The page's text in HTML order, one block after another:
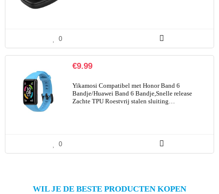
0
€9.99
Yikamosi Compatibel met Honor Band 6
Bandje/Huawei Band 6 Bandje,Snelle release
Zachte TPU Roestvrij stalen sluiting…
0
WIL JE DE BESTE PRODUCTEN KOPEN